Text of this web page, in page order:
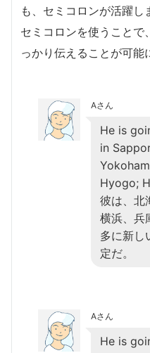
も、セミコロンが活躍し
セミコロンを使うことで
っかり伝えることが可能
Aさん
He is
in
Hyogo;
彼は、北
横浜、兵
多に新し
定だ。
Aさん
He is